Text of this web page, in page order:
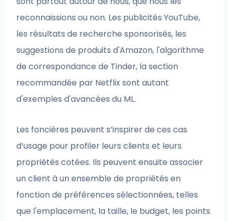
reconnaissions ou non. Les publicités YouTube,
les résultats de recherche sponsorisés, les
suggestions de produits d'Amazon, l'algorithme
de correspondance de Tinder, la section
recommandée par Netflix sont autant
d'exemples d'avancées du ML.
Les foncières peuvent s’inspirer de ces cas
d’usage pour profiler leurs clients et leurs
propriétés cotées. Ils peuvent ensuite associer
un client à un ensemble de propriétés en
fonction de préférences sélectionnées, telles
que l'emplacement, la taille, le budget, les points